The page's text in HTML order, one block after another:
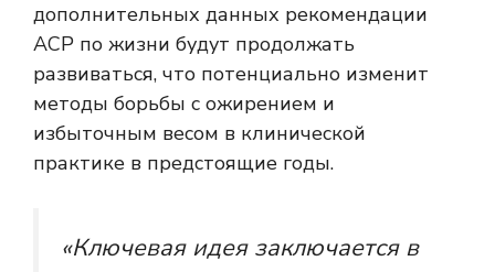
дополнительных данных рекомендации
ACP по жизни будут продолжать
развиваться, что потенциально изменит
методы борьбы с ожирением и
избыточным весом в клинической
практике в предстоящие годы.
«Ключевая идея заключается в